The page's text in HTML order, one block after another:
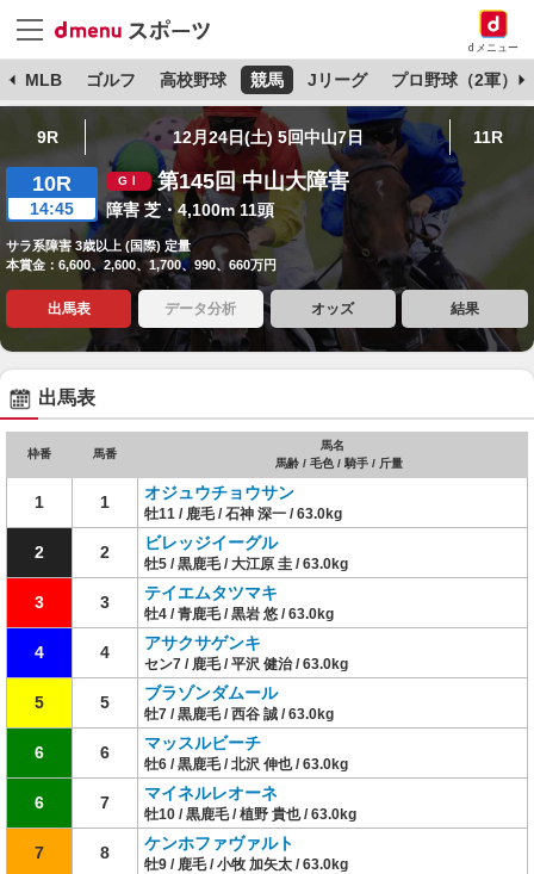
dメニュー
MLB ゴルフ 高校野球 競馬 Jリーグ プロ野球（2軍）
9R 12月24日(土) 5回中山7日 11R
10R
14:45
第145回 中山大障害
障害 芝・4,100m 11頭
サラ系障害 3歳以上 (国際) 定量
本賞金：6,600、2,600、1,700、990、660万円
出馬表 データ分析 オッズ 結果
出馬表
枠番 馬番
馬名
馬齢 / 毛色 / 騎手 / 斤量
1 1 オジュウチョウサン
牡11 / 鹿毛 / 石神 深一 / 63.0kg
2 2 ビレッジイーグル
牡5 / 黒鹿毛 / 大江原 圭 / 63.0kg
3 3 テイエムタツマキ
牡4 / 青鹿毛 / 黒岩 悠 / 63.0kg
4 4 アサクサゲンキ
セン7 / 鹿毛 / 平沢 健治 / 63.0kg
5 5 ブラゾンダムール
牡7 / 黒鹿毛 / 西谷 誠 / 63.0kg
6 6 マッスルビーチ
牡6 / 黒鹿毛 / 北沢 伸也 / 63.0kg
6 7 マイネルレオーネ
牡10 / 黒鹿毛 / 植野 貴也 / 63.0kg
7 8 ケンホファヴァルト
牡9 / 鹿毛 / 小牧 加矢太 / 63.0kg